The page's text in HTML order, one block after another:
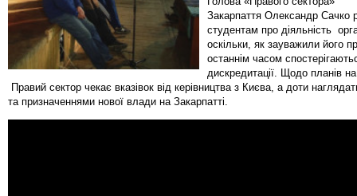
Закарпаття Олександр Сачко
студентам про діяльність
оскільки, як зауважили його
останнім часом
дискредитації. Щодо планів
Правий сектор чекає вказівок від керівництва з Києва, а доти
та призначеннями нової влади на Закарпатті.